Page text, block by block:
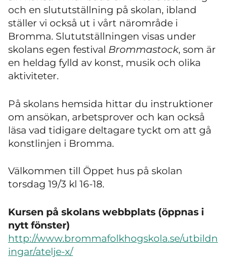
och en slututställning på skolan, ibland
ställer vi också ut i vårt närområde i
Bromma. Slututställningen visas under
skolans egen festival Brommastock, som är
en heldag fylld av konst, musik och olika
aktiviteter.
På skolans hemsida hittar du instruktioner
om ansökan, arbetsprover och kan också
läsa vad tidigare deltagare tyckt om att gå
konstlinjen i Bromma.
Välkommen till Öppet hus på skolan
torsdag 19/3 kl 16-18.
Kursen på skolans webbplats (öppnas i
nytt fönster)
http://www.brommafolkhogskola.se/utbildn
ingar/atelje-x/